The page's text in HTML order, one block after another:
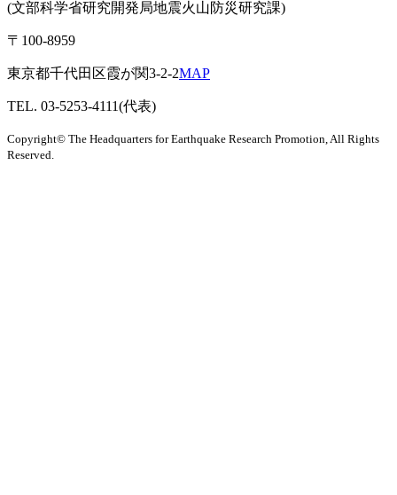
(文部科学省研究開発局地震火山防災研究課)
〒100-8959
東京都千代田区霞が関3-2-2MAP
TEL. 03-5253-4111(代表)
Copyright© The Headquarters for Earthquake Research Promotion, All Rights
Reserved.